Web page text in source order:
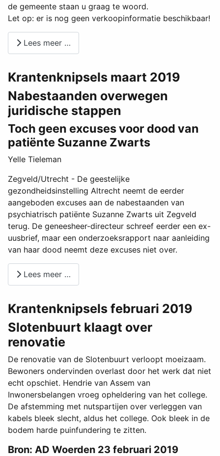
de gemeente staan u graag te woord.
Let op: er is nog geen verkoopinformatie beschikbaar!
Lees meer …
Krantenknipsels maart 2019
Nabestaanden overwegen
juridische stappen
Toch geen excuses voor dood van
patiënte Suzanne Zwarts
Yelle Tieleman
Zegveld/Utrecht - De geestelijke
gezondheidsinstelling Altrecht neemt de eerder
aangeboden excuses aan de nabestaanden van
psychiatrisch patiënte Suzanne Zwarts uit Zegveld
terug. De geneesheer-directeur schreef eerder een ex-
uusbrief, maar een onderzoeksrapport naar aanleiding
van haar dood neemt deze excuses niet over.
Lees meer …
Krantenknipsels februari 2019
Slotenbuurt klaagt over
renovatie
De renovatie van de Slotenbuurt verloopt moeizaam.
Bewoners ondervinden overlast door het werk dat niet
echt opschiet. Hendrie van Assem van
Inwonersbelangen vroeg opheldering van het college.
De afstemming met nutspartijen over verleggen van
kabels bleek slecht, aldus het college. Ook bleek in de
bodem harde puinfundering te zitten.
Bron: AD Woerden 23 februari 2019